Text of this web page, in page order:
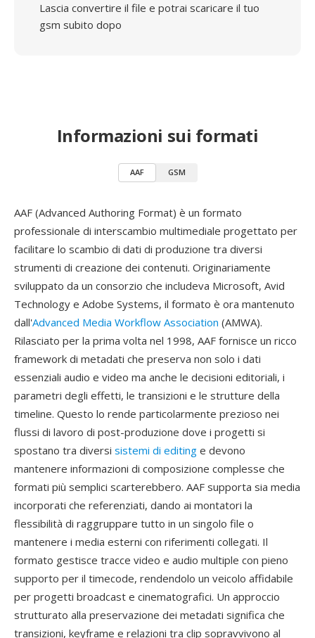
Lascia convertire il file e potrai scaricare il tuo
gsm subito dopo
Informazioni sui formati
AAF GSM
AAF (Advanced Authoring Format) è un formato
professionale di interscambio multimediale progettato per
facilitare lo scambio di dati di produzione tra diversi
strumenti di creazione dei contenuti. Originariamente
sviluppato da un consorzio che includeva Microsoft, Avid
Technology e Adobe Systems, il formato è ora mantenuto
dall'Advanced Media Workflow Association (AMWA).
Rilasciato per la prima volta nel 1998, AAF fornisce un ricco
framework di metadati che preserva non solo i dati
essenziali audio e video ma anche le decisioni editoriali, i
parametri degli effetti, le transizioni e le strutture della
timeline. Questo lo rende particolarmente prezioso nei
flussi di lavoro di post-produzione dove i progetti si
spostano tra diversi sistemi di editing e devono
mantenere informazioni di composizione complesse che
formati più semplici scarterebbero. AAF supporta sia media
incorporati che referenziati, dando ai montatori la
flessibilità di raggruppare tutto in un singolo file o
mantenere i media esterni con riferimenti collegati. Il
formato gestisce tracce video e audio multiple con pieno
supporto per il timecode, rendendolo un veicolo affidabile
per progetti broadcast e cinematografici. Un approccio
strutturato alla preservazione dei metadati significa che
transizioni, keyframe e relazioni tra clip sopravvivono al